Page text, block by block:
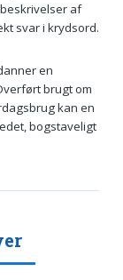
af
svar i krydsord.
en
brugt om
kan en
bogstaveligt